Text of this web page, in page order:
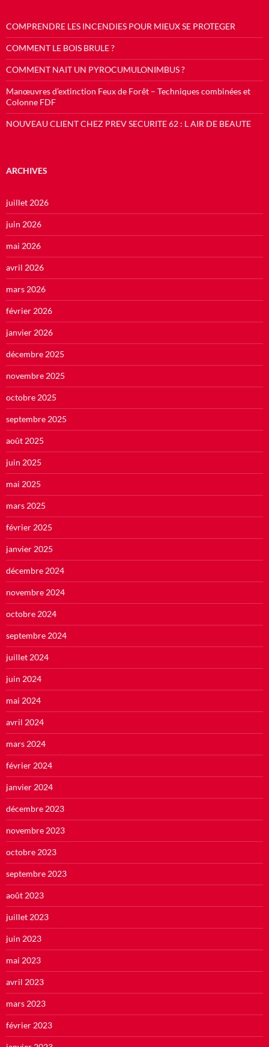
COMPRENDRE LES INCENDIES POUR MIEUX SE PROTEGER
COMMENT LE BOIS BRULE ?
COMMENT NAIT UN PYROCUMULONIMBUS ?
Manœuvres d’extinction Feux de Forêt – Techniques combinées et
Colonne FDF
NOUVEAU CLIENT CHEZ PREV SECURITE 62 : L AIR DE BEAUTE
ARCHIVES
juillet 2026
juin 2026
mai 2026
avril 2026
mars 2026
février 2026
janvier 2026
décembre 2025
novembre 2025
octobre 2025
septembre 2025
août 2025
juin 2025
mai 2025
mars 2025
février 2025
janvier 2025
décembre 2024
novembre 2024
octobre 2024
septembre 2024
juillet 2024
juin 2024
mai 2024
avril 2024
mars 2024
février 2024
janvier 2024
décembre 2023
novembre 2023
octobre 2023
septembre 2023
août 2023
juillet 2023
juin 2023
mai 2023
avril 2023
mars 2023
février 2023